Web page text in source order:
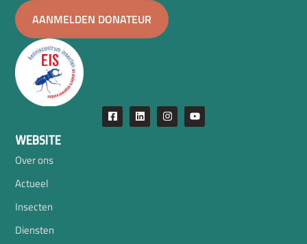
AANMELDEN DONATEUR
WEBSITE
Over ons
Actueel
Insecten
Diensten